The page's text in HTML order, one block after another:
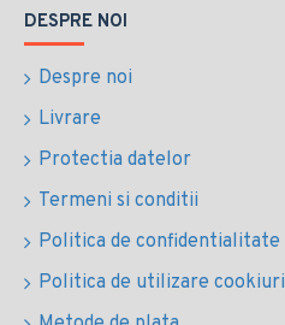
DESPRE NOI
Despre noi
Livrare
Protectia datelor
Termeni si conditii
Politica de confidentialitate
Politica de utilizare cookiuri